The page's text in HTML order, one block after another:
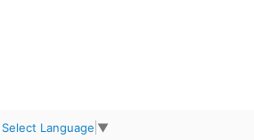
Select Language ▼